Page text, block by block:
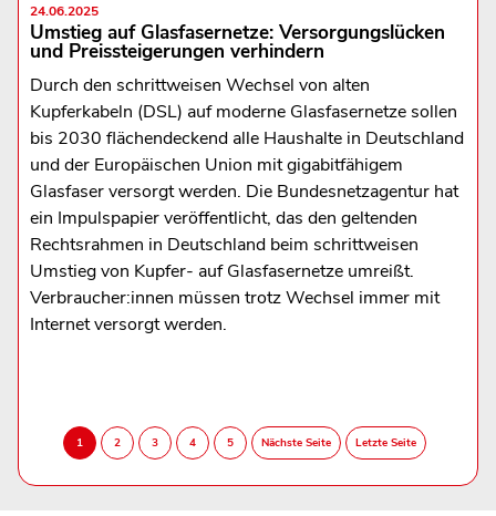
24.06.2025
Umstieg auf Glasfasernetze: Versorgungslücken
und Preissteigerungen verhindern
Durch den schrittweisen Wechsel von alten
Kupferkabeln (DSL) auf moderne Glasfasernetze sollen
bis 2030 flächendeckend alle Haushalte in Deutschland
und der Europäischen Union mit gigabitfähigem
Glasfaser versorgt werden. Die Bundesnetzagentur hat
ein Impulspapier veröffentlicht, das den geltenden
Rechtsrahmen in Deutschland beim schrittweisen
Umstieg von Kupfer- auf Glasfasernetze umreißt.
Verbraucher:innen müssen trotz Wechsel immer mit
Internet versorgt werden.